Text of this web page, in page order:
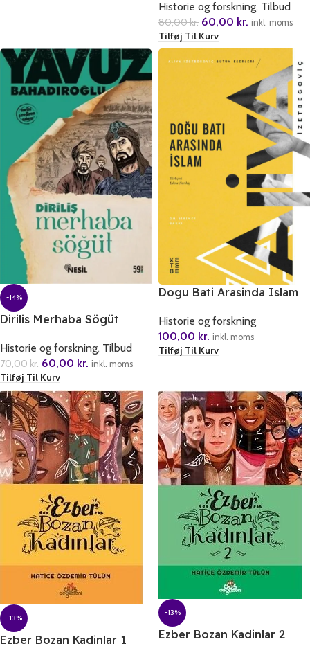
Islamofobi
Historie og forskning, Tilbud
80,00kr. 60,00 kr. inkl. moms
Tilføj Til Kurv
-14%
Dirilis Merhaba Sögüt
Historie og forskning, Tilbud
70,00kr. 60,00 kr. inkl. moms
Tilføj Til Kurv
Dogu Bati Arasinda Islam
Historie og forskning
100,00 kr. inkl. moms
Tilføj Til Kurv
-13%
Ezber Bozan Kadinlar 1
-13%
Ezber Bozan Kadinlar 2